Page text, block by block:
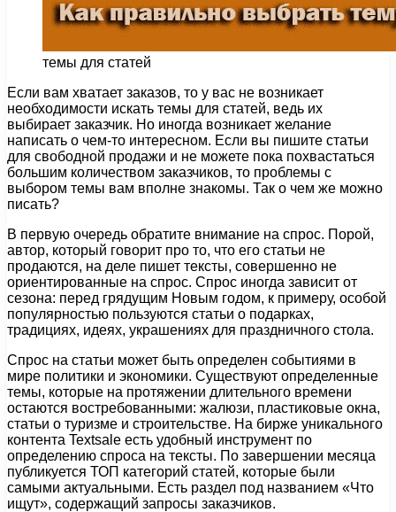
темы для статей
Если вам хватает заказов, то у вас не возникает
необходимости искать темы для статей, ведь их
выбирает заказчик. Но иногда возникает желание
написать о чем-то интересном. Если вы пишите статьи
для свободной продажи и не можете пока похвастаться
большим количеством заказчиков, то проблемы с
выбором темы вам вполне знакомы. Так о чем же можно
писать?
В первую очередь обратите внимание на спрос. Порой,
автор, который говорит про то, что его статьи не
продаются, на деле пишет тексты, совершенно не
ориентированные на спрос. Спрос иногда зависит от
сезона: перед грядущим Новым годом, к примеру, особой
популярностью пользуются статьи о подарках,
традициях, идеях, украшениях для праздничного стола.
Спрос на статьи может быть определен событиями в
мире политики и экономики. Существуют определенные
темы, которые на протяжении длительного времени
остаются востребованными: жалюзи, пластиковые окна,
статьи о туризме и строительстве. На бирже уникального
контента Textsale есть удобный инструмент по
определению спроса на тексты. По завершении месяца
публикуется ТОП категорий статей, которые были
самыми актуальными. Есть раздел под названием «Что
ищут», содержащий запросы заказчиков.